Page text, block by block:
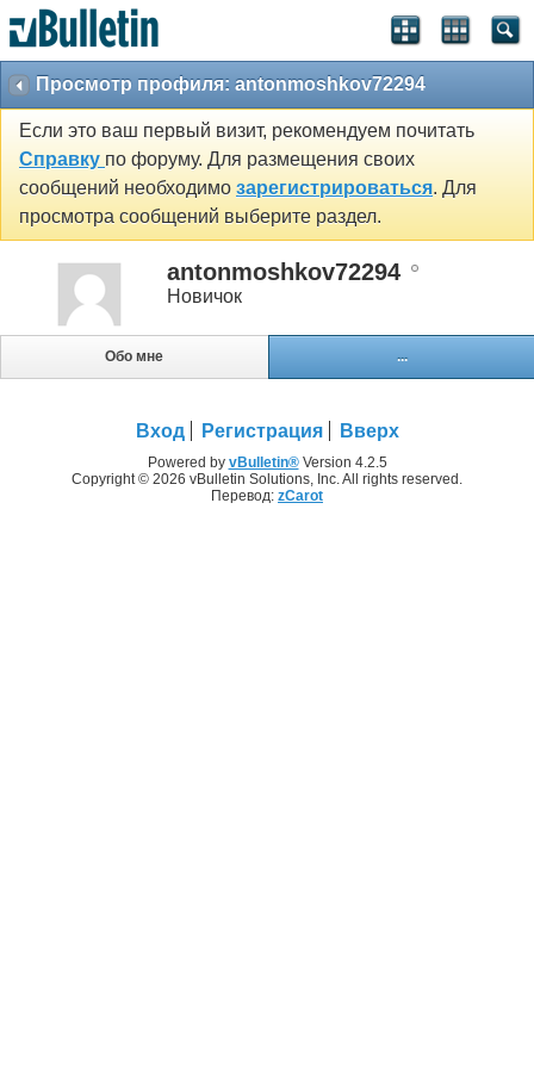
Просмотр профиля: antonmoshkov72294
Если это ваш первый визит, рекомендуем почитать
Справку по форуму. Для размещения своих
сообщений необходимо зарегистрироваться. Для
просмотра сообщений выберите раздел.
antonmoshkov72294
Новичок
Обо мне ...
Вход Регистрация Вверх
Powered by vBulletin®Version 4.2.5
Copyright © 2026 vBulletin Solutions, Inc. All rights reserved.
Перевод: zCarot